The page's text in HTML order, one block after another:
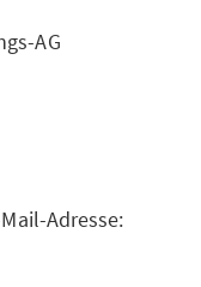
AG
Adresse: